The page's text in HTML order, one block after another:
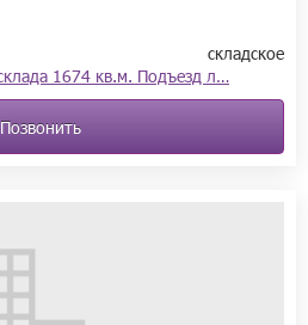
складское
1674 кв.м. Подъезд л…
Позвонить